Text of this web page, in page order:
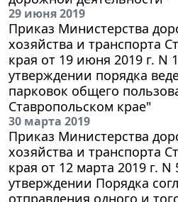
29 июня 2019
Приказ Министерства
хозяйства и транспорта
края от 19 июня 2019 г. N
утверждении порядка
парковок общего
Ставропольском крае"
30 марта 2019
Приказ Министерства
хозяйства и транспорта
края от 12 марта 2019 г.
утверждении Порядка
отправления одного и